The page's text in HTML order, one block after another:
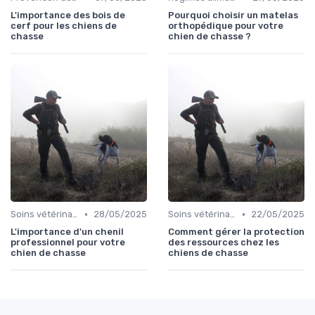
L'importance des bois de
cerf pour les chiens de
chasse
Pourquoi choisir un matelas
orthopédique pour votre
chien de chasse ?
Soins vétérinaires pour chiens de chasse •
28/05/2025
L'importance d'un chenil
professionnel pour votre
chien de chasse
Soins vétérinaires pour chiens de chasse •
22/05/2025
Comment gérer la protection
des ressources chez les
chiens de chasse